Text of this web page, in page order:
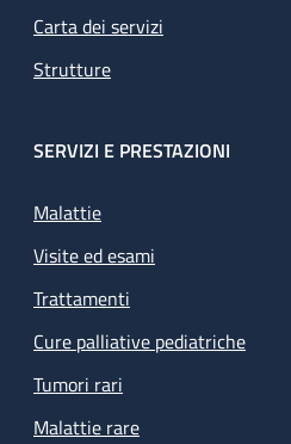
Carta dei servizi
Strutture
SERVIZI E PRESTAZIONI
Malattie
Visite ed esami
Trattamenti
Cure palliative pediatriche
Tumori rari
Malattie rare